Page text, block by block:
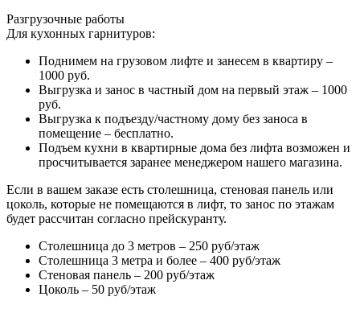
Разгрузочные работы
Для кухонных гарнитуров:
Поднимем на грузовом лифте и занесем в квартиру –
1000 руб.
Выгрузка и занос в частный дом на первый этаж – 1000
руб.
Выгрузка к подъезду/частному дому без заноса в
помещение – бесплатно.
Подъем кухни в квартирные дома без лифта возможен и
просчитывается заранее менеджером нашего магазина.
Если в вашем заказе есть столешница, стеновая панель или
цоколь, которые не помещаются в лифт, то занос по этажам
будет рассчитан согласно прейскуранту.
Столешница до 3 метров – 250 руб/этаж
Столешница 3 метра и более – 400 руб/этаж
Стеновая панель – 200 руб/этаж
Цоколь – 50 руб/этаж